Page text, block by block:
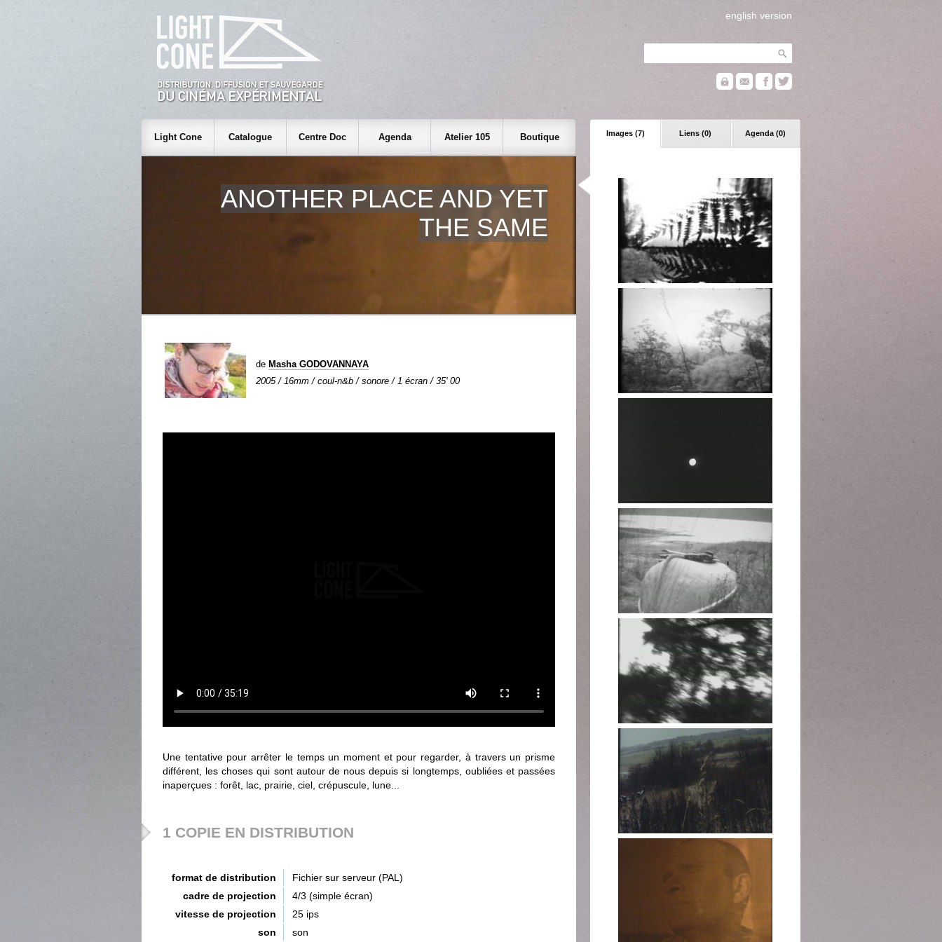
english version
Images (7) Liens (0) Agenda (0)
Light Cone Catalogue Centre Doc Agenda Atelier 105 Boutique
ANOTHER PLACE AND YET
THE SAME
de Masha GODOVANNAYA
2005 / 16mm / coul-n&b / sonore / 1 écran / 35' 00
Une tentative pour arrêter le temps un moment et pour regarder, à travers un prisme
différent, les choses qui sont autour de nous depuis si longtemps, oubliées et passées
inaperçues : forêt, lac, prairie, ciel, crépuscule, lune...
1 COPIE EN DISTRIBUTION
format de distribution
Fichier sur serveur (PAL)
cadre de projection
4/3 (simple écran)
vitesse de projection
25 ips
son
son